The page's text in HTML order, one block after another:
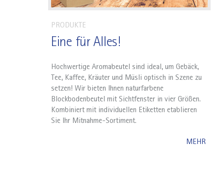
PRODUKTE
Eine für Alles!
Hochwertige Aromabeutel sind ideal, um Gebäck,
Tee, Kaffee, Kräuter und Müsli optisch in Szene zu
setzen! Wir bieten Ihnen naturfarbene
Blockbodenbeutel mit Sichtfenster in vier Größen.
Kombiniert mit individuellen Etiketten etablieren
Sie Ihr Mitnahme-Sortiment.
MEHR